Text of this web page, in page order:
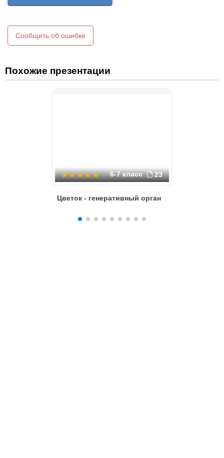
Сообщить об ошибке
Похожие презентации
6-7 класс 23
Цветок - генеративный орган